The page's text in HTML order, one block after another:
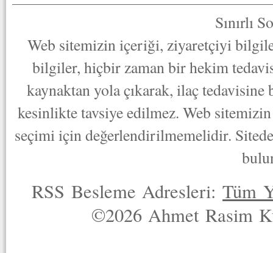
Sınırlı
Web sitemizin içeriği, ziyaretçiyi
bilgiler, hiçbir zaman bir hekim
kaynaktan yola çıkarak, ilaç
kesinlikte tavsiye edilmez. Web
seçimi için değerlendirilmemelidir.
RSS Besleme Adresleri:Tüm
©2026 Ahmet Rasim